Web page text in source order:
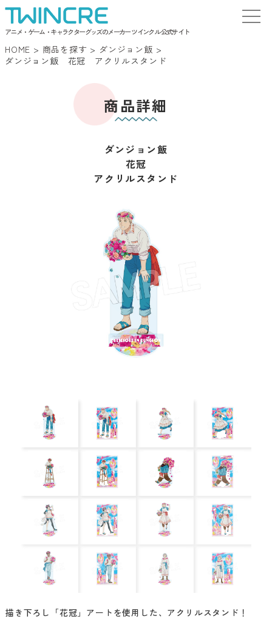
アニメ・ゲーム・キャラクターグッズのメーカー ツインクル 公式サイト
HOME > 商品を探す > ダンジョン飯 >
ダンジョン飯 花冠 アクリルスタンド
商品詳細
ダンジョン飯
花冠
アクリルスタンド
描き下ろし「花冠」アートを使用した、アクリルスタンド！